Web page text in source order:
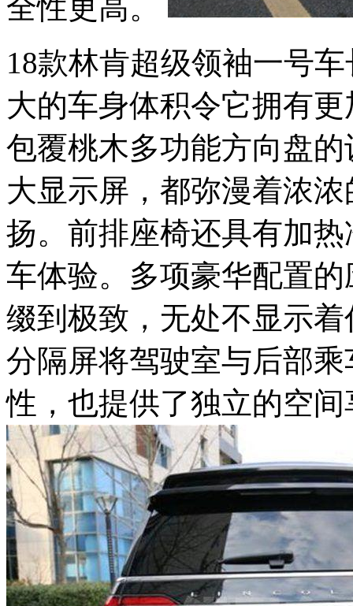
全性更高。
18款林肯超级领袖一号
大的车身体积令它拥有
包覆桃木多功能方向盘
大显示屏，都弥漫着浓
扬。前排座椅还具有加
车体验。多项豪华配置
缀到极致，无处不显示
分隔屏将驾驶室与后部
性，也提供了独立的空间